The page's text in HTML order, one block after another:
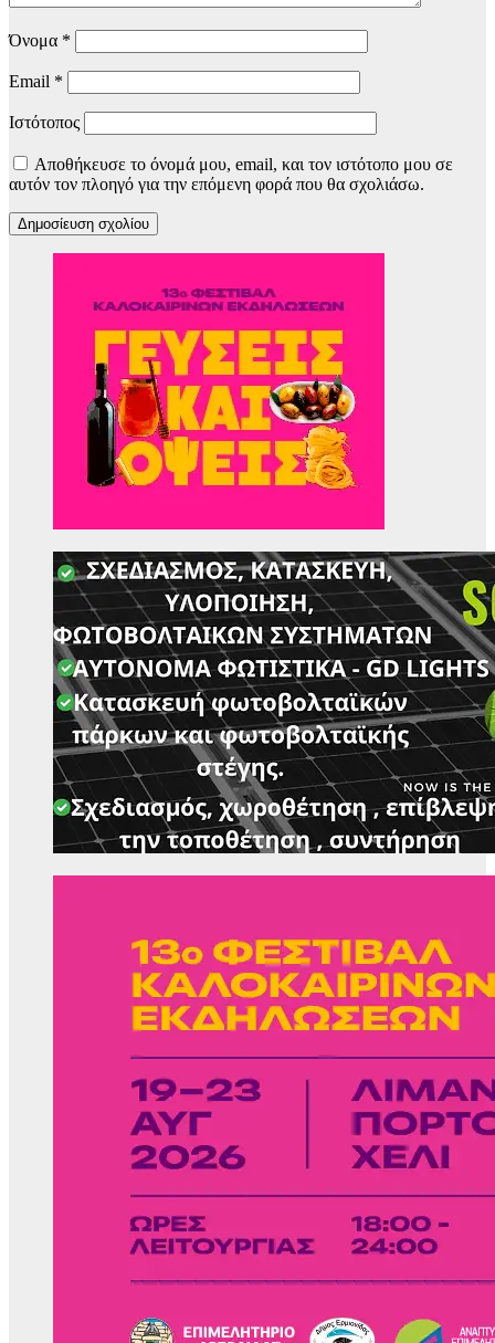
Όνομα *
Email *
Ιστότοπος
Αποθήκευσε το όνομά μου, email, και τον ιστότοπο μου σε
αυτόν τον πλοηγό για την επόμενη φορά που θα σχολιάσω.